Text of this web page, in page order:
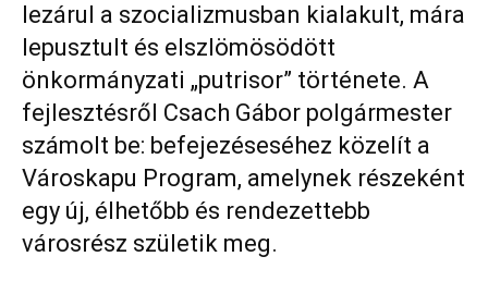
lezárul a szocializmusban kialakult, mára
lepusztult és elszlömösödött
önkormányzati „putrisor” története. A
fejlesztésről Csach Gábor polgármester
számolt be: befejezéseséhez közelít a
Városkapu Program, amelynek részeként
egy új, élhetőbb és rendezettebb
városrész születik meg.